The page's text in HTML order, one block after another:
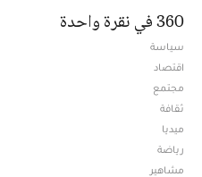
360 في نقرة واحدة
سياسة
اقتصاد
مجتمع
ثقافة
ميديا
رياضة
مشاهير